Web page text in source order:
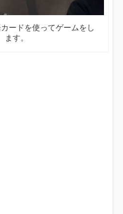
ードを使ってゲームをし
ます。